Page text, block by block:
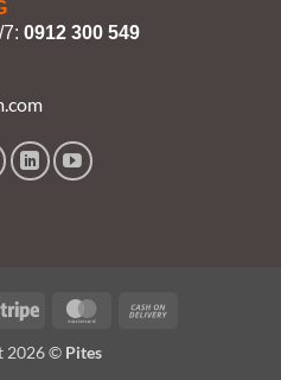
7:0912 300 549
Stripe MasterCard
2026 © Pites